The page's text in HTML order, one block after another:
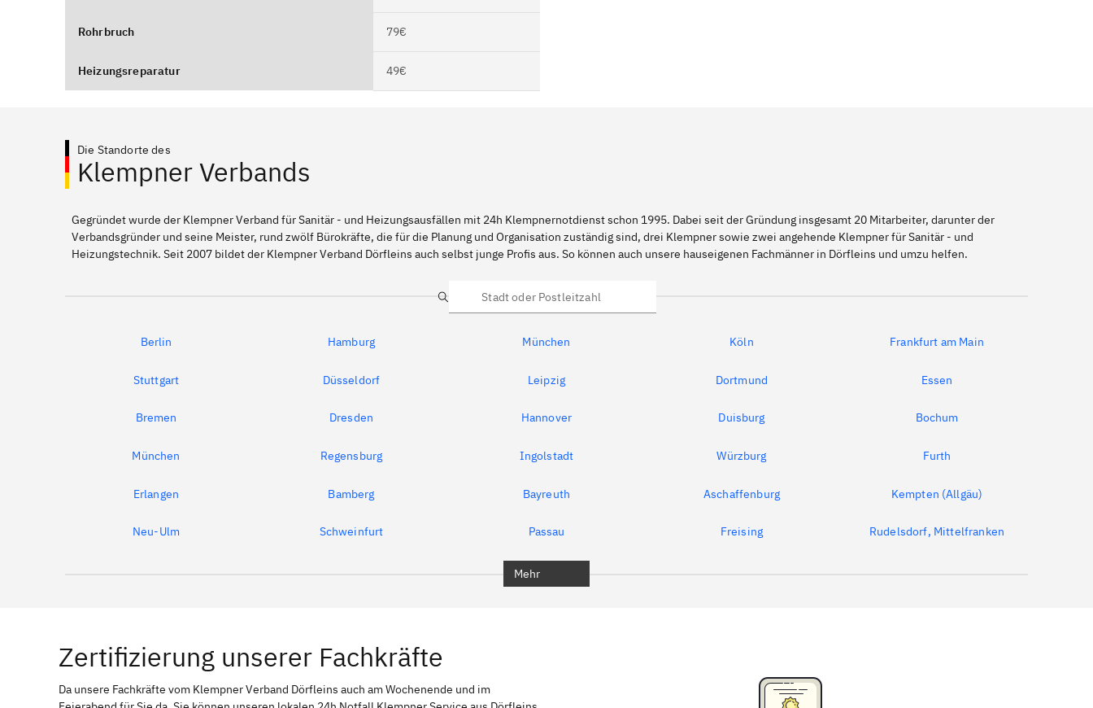
Rohrbruch 79€
Heizungsreparatur 49€
Die Standorte des
Klempner Verbands
Gegründet wurde der Klempner Verband für Sanitär - und Heizungsausfällen mit 24h Klempnernotdienst schon 1995. Dabei seit der Gründung insgesamt 20 Mitarbeiter, darunter der
Verbandsgründer und seine Meister, rund zwölf Bürokräfte, die für die Planung und Organisation zuständig sind, drei Klempner sowie zwei angehende Klempner für Sanitär - und
Heizungstechnik. Seit 2007 bildet der Klempner Verband Dörfleins auch selbst junge Profis aus. So können auch unsere hauseigenen Fachmänner in Dörfleins und umzu helfen.
Suche
Berlin Hamburg München Köln Frankfurt am Main
Stuttgart Düsseldorf Leipzig Dortmund Essen
Bremen Dresden Hannover Duisburg Bochum
München Regensburg Ingolstadt Würzburg Furth
Erlangen Bamberg Bayreuth Aschaffenburg Kempten (Allgäu)
Neu-Ulm Schweinfurt Passau Freising Rudelsdorf, Mittelfranken
Mehr
Zertifizierung unserer Fachkräfte
Da unsere Fachkräfte vom Klempner Verband Dörfleins auch am Wochenende und im